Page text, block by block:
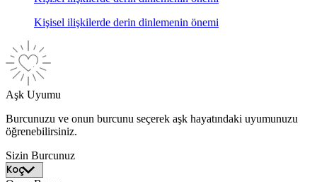
Kişisel ilişkilerde derin dinlemenin önemi
Aşk Uyumu
Burcunuzu ve onun burcunu seçerek aşk hayatındaki uyumunuzu
öğrenebilirsiniz.
Sizin Burcunuz